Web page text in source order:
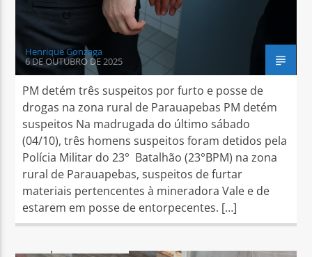
Henrique Gonzaga
6 DE OUTUBRO DE 2025
PM detém três suspeitos por furto e posse de
drogas na zona rural de Parauapebas PM detém
suspeitos Na madrugada do último sábado
(04/10), três homens suspeitos foram detidos pela
Polícia Militar do 23° Batalhão (23°BPM) na zona
rural de Parauapebas, suspeitos de furtar
materiais pertencentes à mineradora Vale e de
estarem em posse de entorpecentes. […]